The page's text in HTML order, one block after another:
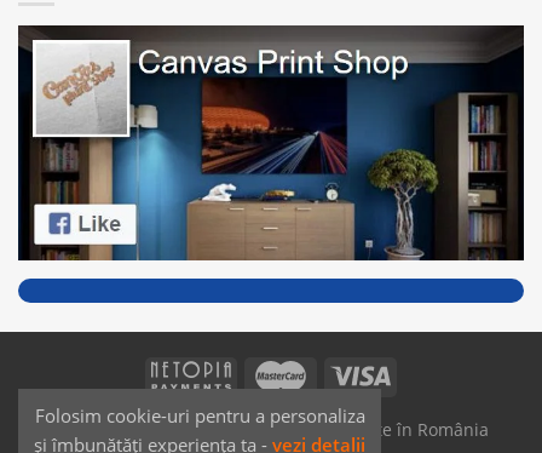
SAIKO MEDIA & SIGNS - Produse fabricate în România
Folosim cookie-uri pentru a personaliza
și îmbunătăți experiența ta - vezi detalii